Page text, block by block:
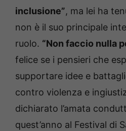
inclusione”, ma lei ha
non è il suo principale
ruolo. “Non faccio nulla
felice se i pensieri che
supportare idee e
contro violenza e
dichiarato l’amata
quest’anno al Festival di